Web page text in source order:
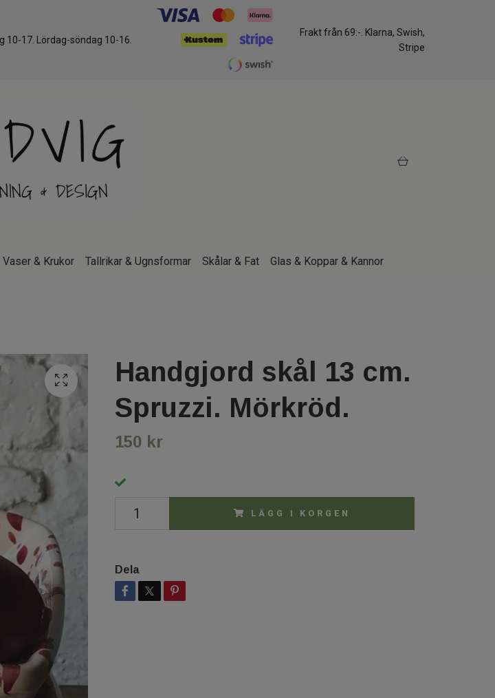
10-17. Lördag-söndag 10-16.
Frakt från 69:-. Klarna, Swish,
Stripe
Vaser & Krukor Tallrikar & Ugnsformar Skålar & Fat Glas & Koppar & Kannor
Handgjord skål 13 cm.
Spruzzi. Mörkröd.
150 kr
LÄGG I KORGEN
Dela